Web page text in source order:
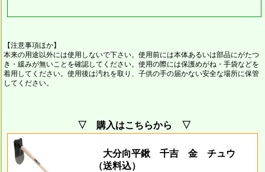
【注意事項ほか】
本来の用途以外には使用しないで下さい。使用前には本体あるいは部品にがたつ
き・緩みが無いことを確認してください。使用の際には保護めがね・手袋などを
着用してください。使用後は汚れを取り、子供の手の届かない安全な場所に保管
してください。
▽ 購入はこちらから ▽
大分向平鍬 千吉 金 チュウ
（送料込）